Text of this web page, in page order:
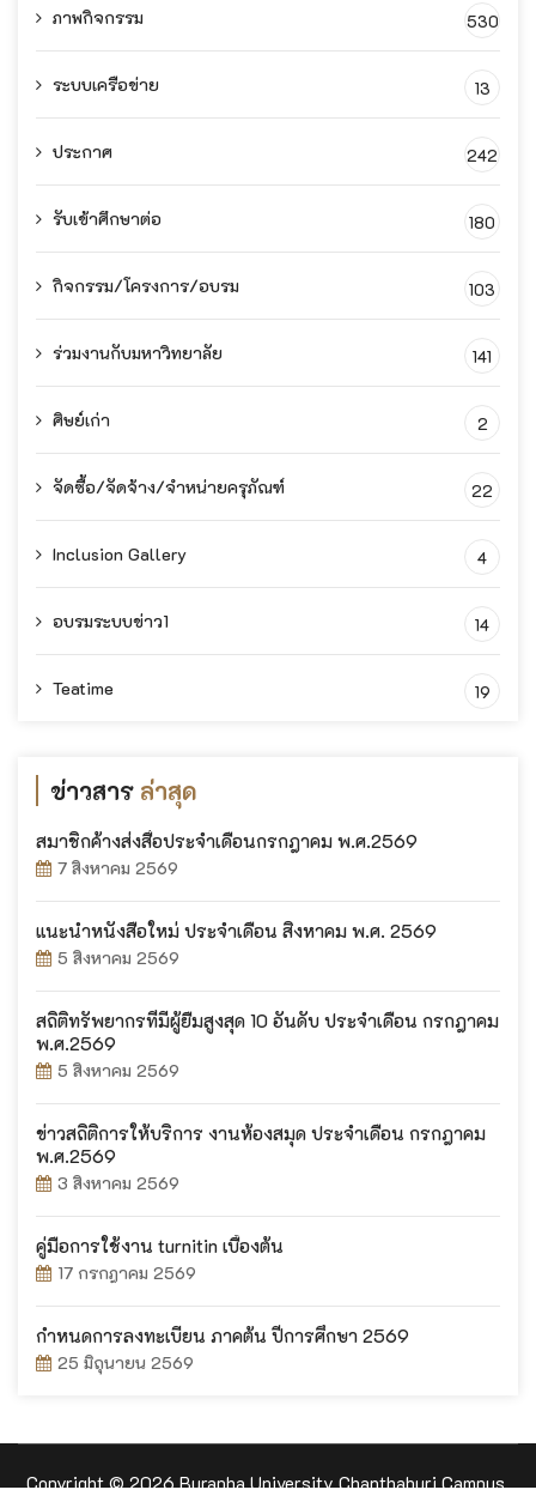
ภาพกิจกรรม 530
ระบบเครือข่าย 13
ประกาศ 242
รับเข้าศึกษาต่อ 180
กิจกรรม/โครงการ/อบรม 103
ร่วมงานกับมหาวิทยาลัย 141
ศิษย์เก่า 2
จัดซื้อ/จัดจ้าง/จำหน่ายครุภัณฑ์ 22
Inclusion Gallery 4
อบรมระบบข่าว1 14
Teatime 19
ข่าวสาร ล่าสุด
สมาชิกค้างส่งสื่อประจำเดือนกรกฎาคม พ.ศ.2569
7 สิงหาคม 2569
แนะนำหนังสือใหม่ ประจำเดือน สิงหาคม พ.ศ. 2569
5 สิงหาคม 2569
สถิติทรัพยากรที่มีผู้ยืมสูงสุด 10 อันดับ ประจำเดือน กรกฎาคม
พ.ศ.2569
5 สิงหาคม 2569
ข่าวสถิติการให้บริการ งานห้องสมุด ประจำเดือน กรกฎาคม
พ.ศ.2569
3 สิงหาคม 2569
คู่มือการใช้งาน turnitin เบื้องต้น
17 กรกฎาคม 2569
กำหนดการลงทะเบียน ภาคต้น ปีการศึกษา 2569
25 มิถุนายน 2569
Copyright © 2026 Burapha University Chanthaburi Campus.